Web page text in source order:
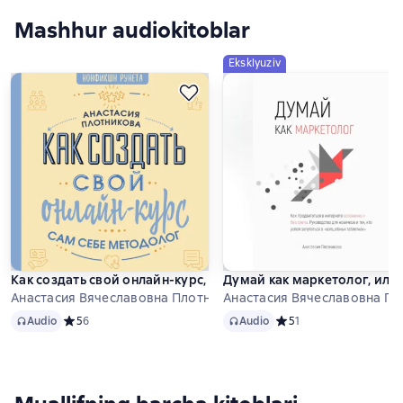
Mashhur audiokitoblar
Как создать свой онлайн-курс, или Сам себе методолог
Анастасия Вячеславовна Плотникова
AudioAudio Средний рейтинг 5 на основе 6 оценок
56
Eksklyuziv
Думай как маркетолог, или
Анастасия Вячеславовна
AudioAudio Средний рейтинг 5 на
51